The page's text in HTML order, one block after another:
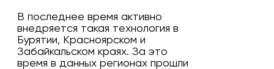
В последнее время активно
внедряется такая технология в
Бурятии, Красноярском и
Забайкальском краях. За это
время в данных регионах прошли